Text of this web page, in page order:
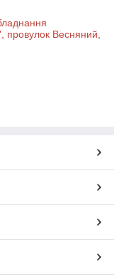
провулок Весняний,